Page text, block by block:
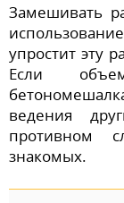
Замешивать
упростит эту
Если
ведения
противном
знакомых.